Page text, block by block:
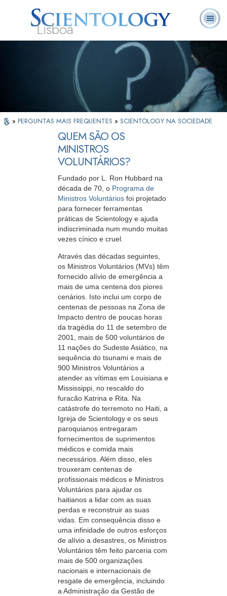
Lisboa
Scientology?
Ministros
Voluntários
Perguntas
Frequentes
» PERGUNTAS MAIS FREQUENTES » SCIENTOLOGY NA SOCIEDADE
QUEM SÃO OS
MINISTROS
VOLUNTÁRIOS?
Fundado por L. Ron Hubbard na
década de 70, o Programa de
Ministros Voluntários foi projetado
para fornecer ferramentas
práticas de Scientology e ajuda
indiscriminada num mundo muitas
vezes cínico e cruel.
Através das décadas seguintes,
os Ministros Voluntários (MVs) têm
fornecido alívio de emergência a
mais de uma centena dos piores
cenários. Isto inclui um corpo de
centenas de pessoas na Zona de
Impacto dentro de poucas horas
da tragédia do 11 de setembro de
2001, mais de 500 voluntários de
11 nações do Sudeste Asiático, na
sequência do tsunami e mais de
900 Ministros Voluntários a
atender as vítimas em Louisiana e
Mississippi, no rescaldo do
furacão Katrina e Rita. Na
catástrofe do terremoto no Haiti, a
Igreja de Scientology e os seus
paroquianos entregaram
fornecimentos de suprimentos
médicos e comida mais
necessários. Além disso, eles
trouxeram centenas de
profissionais médicos e Ministros
Voluntários para ajudar os
haitianos a lidar com as suas
perdas e reconstruir as suas
vidas. Em consequência disso e
uma infinidade de outros esforços
de alívio a desastres, os Ministros
Voluntários têm feito parceria com
mais de 500 organizações
nacionais e internacionais de
resgate de emergência, incluindo
a Administração da Gestão de